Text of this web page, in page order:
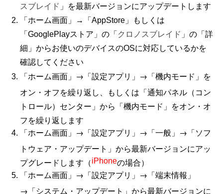
スブレイド 」を最新バージョンにアップデートします
「ホーム画面」→「AppStore」もしくは
「GooglePlayストア」の「 クロノスブレイド 」 の 「詳
細」からお使いのデバイスのOSに対応しているかを
確認してください
「ホーム画面」→「設定アプリ」→「機内モード」を
オン・オフを繰り返し、もしくは「通知パネル（コン
トロール）センター」から「機内モード」をオン・オ
フを繰り返します
「ホーム画面」→「設定アプリ」→「一般」→「ソフ
トウェア・アップデート」から最新バージョンにアッ
プグレードします（iPhoneの場合）
「ホーム画面」→「設定アプリ」→「端末情報」
→「システム・アップデート」から最新バージョンに